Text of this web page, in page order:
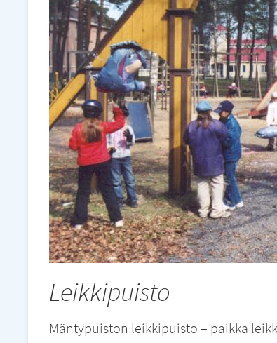
Leikkipuisto
Mäntypuiston leikkipuisto – paikka